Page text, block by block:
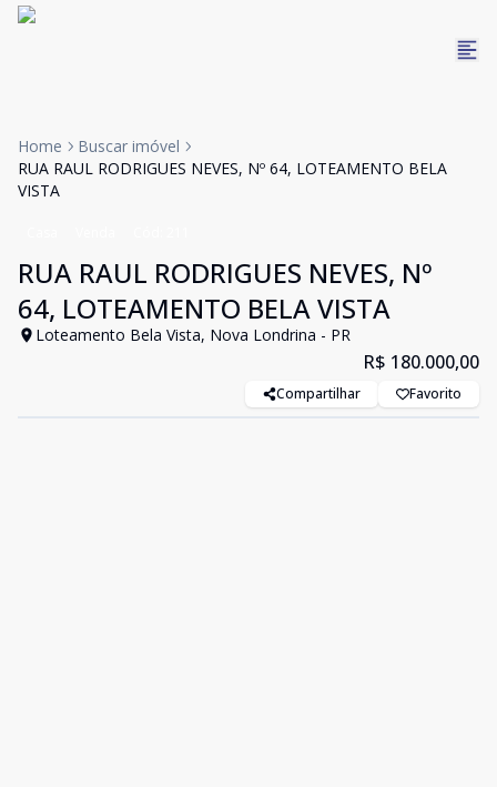
Home
Buscar imóvel
RUA RAUL RODRIGUES NEVES, Nº 64, LOTEAMENTO BELA
VISTA
RUA RAUL RODRIGUES NEVES, Nº
64, LOTEAMENTO BELA VISTA
Loteamento Bela Vista, Nova Londrina - PR
R$ 180.000,00
Compartilhar Favorito